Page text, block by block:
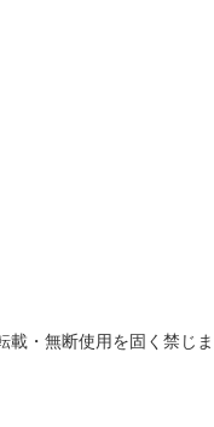
載・無断使用を固く禁じま